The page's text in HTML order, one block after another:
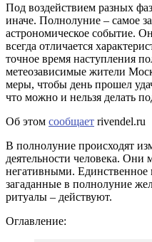
Под воздействием разных
иначе. Полнолуние – самое
астрономическое событие.
всегда отличается
точное время наступления
метеозависимые жители
меры, чтобы день прошел
что можно и нельзя делать
Об этом сообщает rivendel.ru
В полнолуние происходят
деятельности человека.
негативными. Единственное
загаданные в полнолуние
ритуалы – действуют.
Оглавление: